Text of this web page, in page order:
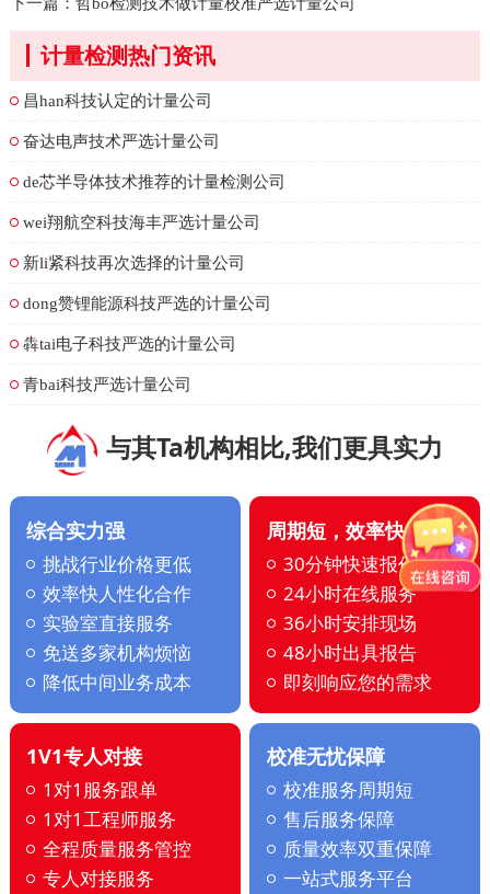
计量检测热门资讯
昌han科技认定的计量公司
奋达电声技术严选计量公司
de芯半导体技术推荐的计量检测公司
wei翔航空科技海丰严选计量公司
新li紧科技再次选择的计量公司
dong赞锂能源科技严选的计量公司
犇tai电子科技严选的计量公司
青bai科技严选计量公司
与其Ta机构相比,我们更具实力
综合实力强
挑战行业价格更低
效率快人性化合作
实验室直接服务
免送多家机构烦恼
降低中间业务成本
周期短，效率快
30分钟快速报价
24小时在线服务
36小时安排现场
48小时出具报告
即刻响应您的需求
1V1专人对接
1对1服务跟单
1对1工程师服务
全程质量服务管控
专人对接服务
校准无忧保障
校准服务周期短
售后服务保障
质量效率双重保障
一站式服务平台